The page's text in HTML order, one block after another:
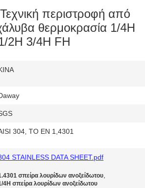
περιστροφή από
θερμοκρασία 1/4H
2H 3/4H FH
304, ΤΟ EN 1,4301
STAINLESS DATA SHEET.pdf
σπείρα λουρίδων ανοξείδωτου,
4H σπείρα λουρίδων ανοξείδωτου